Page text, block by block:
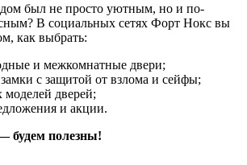
был не просто уютным, но и по-
В социальных сетях Форт Нокс вы
как выбрать:
и межкомнатные двери;
с защитой от взлома и сейфы;
дверей;
и акции.
будем полезны!